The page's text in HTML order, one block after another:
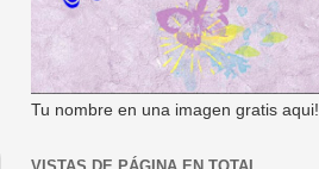
Tu nombre en una imagen gratis aqui!